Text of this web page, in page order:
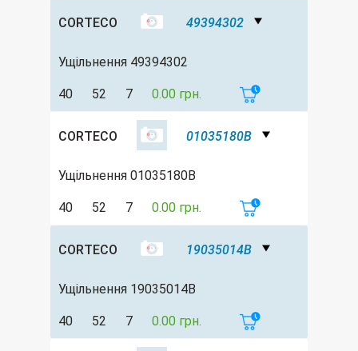
CORTECO 49394302
Ущільнення 49394302
40 52 7 0.00 грн.
CORTECO 01035180B
Ущільнення 01035180B
40 52 7 0.00 грн.
CORTECO 19035014B
Ущільнення 19035014B
40 52 7 0.00 грн.